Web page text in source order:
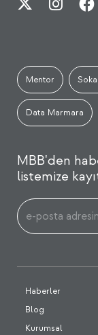
Mentor
Data Marmara
MBB'den
listemize
Haberler
Blog
Kurumsal